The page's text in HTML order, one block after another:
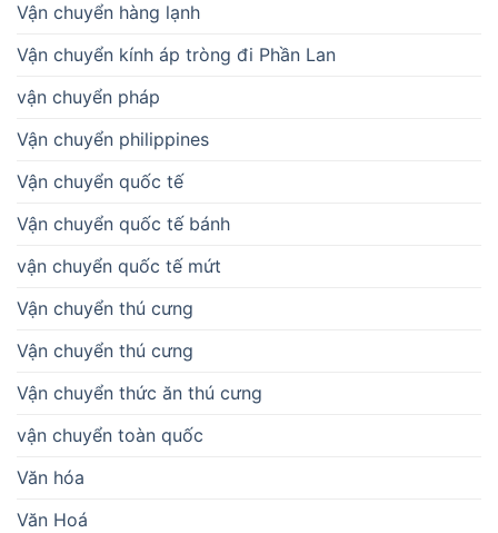
Vận chuyển hàng lạnh
Vận chuyển kính áp tròng đi Phần Lan
vận chuyển pháp
Vận chuyển philippines
Vận chuyển quốc tế
Vận chuyển quốc tế bánh
vận chuyển quốc tế mứt
Vận chuyển thú cưng
Vận chuyển thú cưng
Vận chuyển thức ăn thú cưng
vận chuyển toàn quốc
Văn hóa
Văn Hoá